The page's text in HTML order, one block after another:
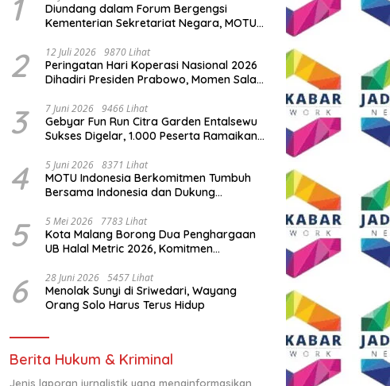
1
Diundang dalam Forum Bergengsi
Kementerian Sekretariat Negara, MOTU
Indonesia
2 12 Juli 2026 9870 Lihat
Peringatan Hari Koperasi Nasional 2026
Dihadiri Presiden Prabowo, Momen Salam
3 7 Juni 2026 9466 Lihat
Gebyar Fun Run Citra Garden Entalsewu
Sukses Digelar, 1.000 Peserta Ramaikan
4 5 Juni 2026 8371 Lihat
MOTU Indonesia Berkomitmen Tumbuh
Bersama Indonesia dan Dukung
5 5 Mei 2026 7783 Lihat
Kota Malang Borong Dua Penghargaan
UB Halal Metric 2026, Komitmen
6 28 Juni 2026 5457 Lihat
Menolak Sunyi di Sriwedari, Wayang
Orang Solo Harus Terus Hidup
Berita Hukum & Kriminal
Jenis laporan jurnalistik yang menginformasikan